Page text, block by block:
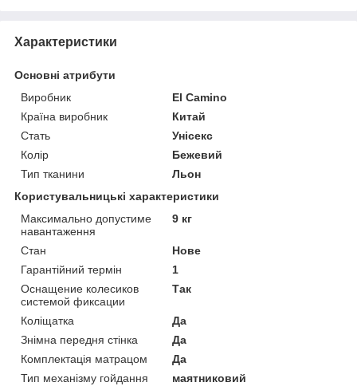
Характеристики
Основні атрибути
Виробник
El Camino
Країна виробник
Китай
Стать
Унісекс
Колір
Бежевий
Тип тканини
Льон
Користувальницькі характеристики
Максимально допустиме
навантаження
9 кг
Стан
Нове
Гарантійний термін
1
Оснащение колесиков
системой фиксации
Так
Коліщатка
Да
Знімна передня стінка
Да
Комплектація матрацом
Да
Тип механізму гойдання
маятниковий